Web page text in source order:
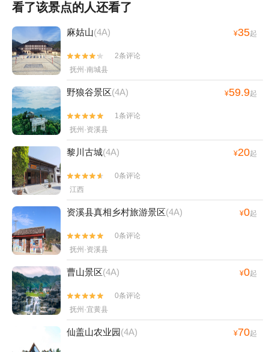
看了该景点的人还看了
麻姑山(4A) ¥35起


2条评论
抚州·南城县
野狼谷景区(4A) ¥59.9起


1条评论
抚州·资溪县
黎川古城(4A) ¥20起


0条评论
江西
资溪县真相乡村旅游景区(4A) ¥0起


0条评论
抚州·资溪县
曹山景区(4A) ¥0起


0条评论
抚州·宜黄县
仙盖山农业园(4A) ¥70起